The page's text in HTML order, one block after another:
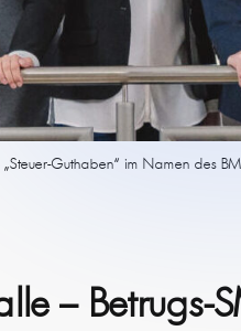
„Steuer-Guthaben“ im Namen des
– Betrugs-